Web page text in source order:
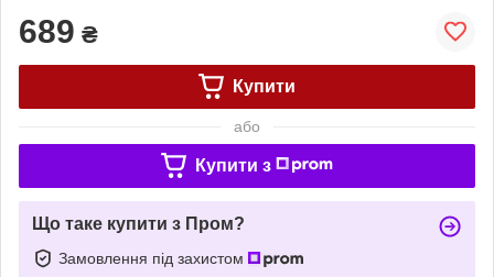
689 ₴
Купити
або
Купити з
Що таке купити з Пром?
Замовлення під захистом